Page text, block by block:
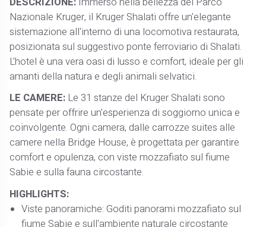
Nazionale Kruger, il Kruger Shalati offre un'elegante
sistemazione all'interno di una locomotiva restaurata,
posizionata sul suggestivo ponte ferroviario di Shalati.
L'hotel è una vera oasi di lusso e comfort, ideale per gli
amanti della natura e degli animali selvatici.
LE CAMERE: Le 31 stanze del Kruger Shalati sono
pensate per offrire un'esperienza di soggiorno unica e
coinvolgente. Ogni camera, dalle carrozze suites alle
camere nella Bridge House, è progettata per garantire
comfort e opulenza, con viste mozzafiato sul fiume
Sabie e sulla fauna circostante.
HIGHLIGHTS:
Viste panoramiche: Goditi panorami mozzafiato sul
fiume Sabie e sull'ambiente naturale circostante